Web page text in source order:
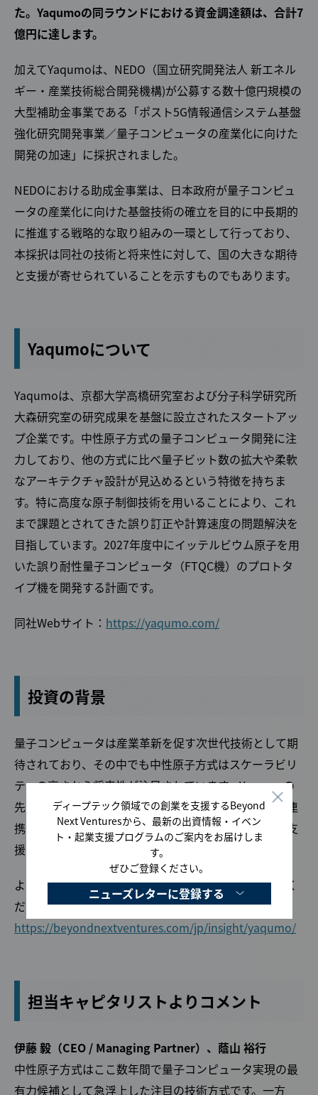
た。Yaqumoの同ラウンドにおける資金調達額は、合計7
億円に達します。
加えてYaqumoは、NEDO（国立研究開発法人 新エネル
ギー・産業技術総合開発機構)が公募する数十億円規模の
大型補助金事業である「ポスト5G情報通信システム基盤
強化研究開発事業／量子コンピュータの産業化に向けた
開発の加速」に採択されました。
NEDOにおける助成金事業は、日本政府が量子コンピュ
ータの産業化に向けた基盤技術の確立を目的に中長期的
に推進する戦略的な取り組みの一環として行っており、
本採択は同社の技術と将来性に対して、国の大きな期待
と支援が寄せられていることを示すものでもあります。
Yaqumoについて
Yaqumoは、京都大学高橋研究室および分子科学研究所
大森研究室の研究成果を基盤に設立されたスタートアッ
プ企業です。中性原子方式の量子コンピュータ開発に注
力しており、他の方式に比べ量子ビット数の拡大や柔軟
なアーキテクチャ設計が見込めるという特徴を持ちま
す。特に高度な原子制御技術を用いることにより、これ
まで課題とされてきた誤り訂正や計算速度の問題解決を
目指しています。2027年度中にイッテルビウム原子を用
いた誤り耐性量子コンピュータ（FTQC機）のプロトタ
イプ機を開発する計画です。
同社Webサイト： https://yaqumo.com/
投資の背景
量子コンピュータは産業革新を促す次世代技術として期
待されており、その中でも中性原子方式はスケーラビリ
ティの高さから将来性が注目されています。Yaqumoの
先進的な技術と京都大学・分子科学研究所との強力な連
携体制を高く評価し、同社の成長と量子産業の創出を支
援するため今回の出資を決定しました。
より詳細な投資理由に関する記事は下記URLよりご覧く
ださい。
https://beyondnextventures.com/jp/insight/yaqumo/
担当キャピタリストよりコメント
伊藤 毅（CEO / Managing Partner）、蔭山 裕行
中性原子方式はここ数年間で量子コンピュータ実現の最
有力候補として急浮上した注目の技術方式です。一方
ディープテック領域での創業を支援するBeyond
Next Venturesから、最新の出資情報・イベン
ト・起業支援プログラムのご案内をお届けしま
す。
ぜひご登録ください。
ニューズレターに登録する